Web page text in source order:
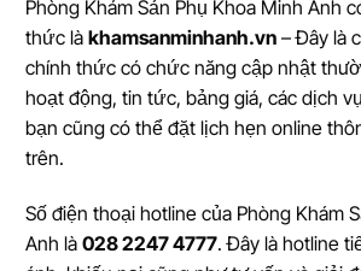
Phòng Khám Sản Phụ Khoa Minh Anh
thức là khamsanminhanh.vn – Đây là
chính thức có chức năng cập nhật
hoạt động, tin tức, bảng giá, các dịch
bạn cũng có thể đặt lịch hẹn online
trên.
Số điện thoại hotline của Phòng Khám
Anh là 028 2247 4777. Đây là hotline